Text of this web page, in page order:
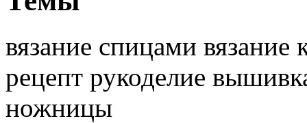
вязание спицами
рецепт рукоделие
ножницы